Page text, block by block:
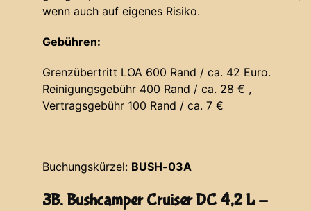
wenn auch auf eigenes Risiko.
Gebühren:
Grenzübertritt LOA 600 Rand / ca. 42 Euro.
Reinigungsgebühr 400 Rand / ca. 28 € ,
Vertragsgebühr 100 Rand / ca. 7 €
Buchungskürzel: BUSH-03A
3B. Bushcamper Cruiser DC 4,2 L -